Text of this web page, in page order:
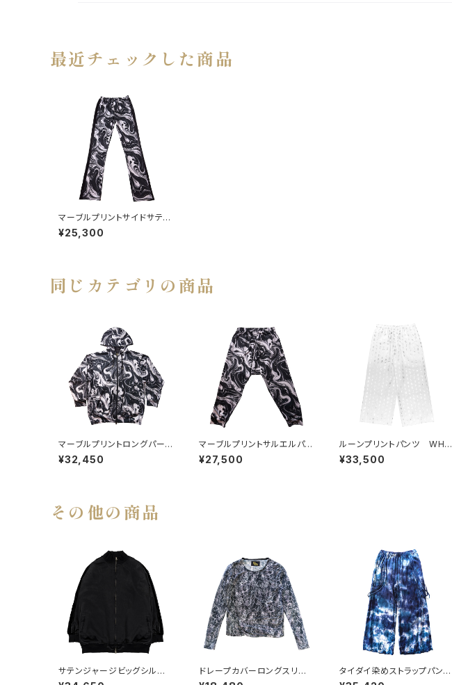
最近チェックした商品
マーブルプリントサイドサテン
ラインスキニー
¥25,300
同じカテゴリの商品
マーブルプリントロングパーカ
ー
¥32,450
マーブルプリントサルエルパン
ツ
¥27,500
ルーンプリントパンツ WHIT
E×SILVER
¥33,500
その他の商品
サテンジャージビッグシルエッ
ト
ドレープカバーロングスリー
ブT
タイダイ染めストラップパン
ツ BLUE